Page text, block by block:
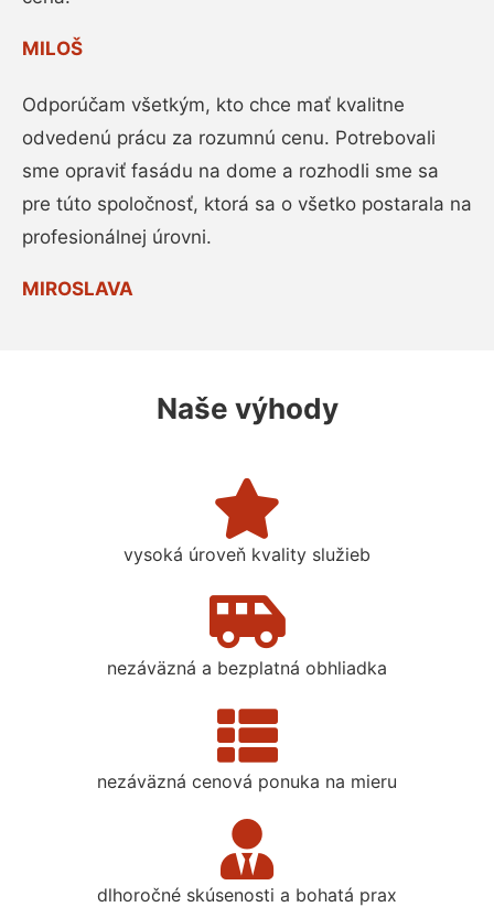
MILOŠ
Odporúčam všetkým, kto chce mať kvalitne
odvedenú prácu za rozumnú cenu. Potrebovali
sme opraviť fasádu na dome a rozhodli sme sa
pre túto spoločnosť, ktorá sa o všetko postarala na
profesionálnej úrovni.
MIROSLAVA
Naše výhody
vysoká úroveň kvality služieb
nezáväzná a bezplatná obhliadka
nezáväzná cenová ponuka na mieru
dlhoročné skúsenosti a bohatá prax